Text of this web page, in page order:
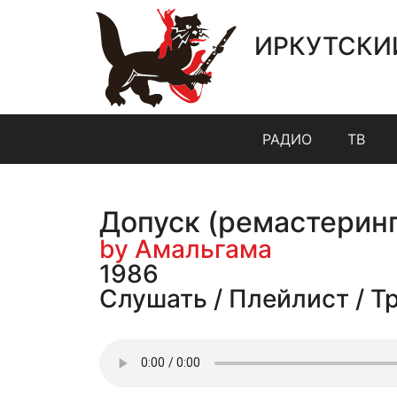
РАДИО ТВ
Допуск
by Амальгама
1986
Слушать / Плейлист /